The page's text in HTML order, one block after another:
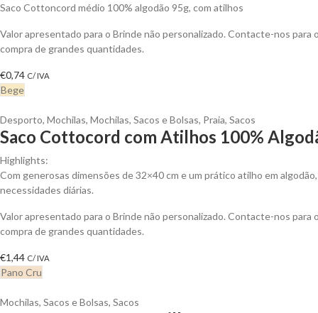
Saco Cottoncord médio 100% algodão 95g, com atilhos
Valor apresentado para o Brinde não personalizado. Contacte-nos para
compra de grandes quantidades.
€0,74 C/ IVA
Bege
Desporto, Mochilas, Mochilas, Sacos e Bolsas, Praia, Sacos
Saco Cottocord com Atilhos 100%
Highlights:
Com generosas dimensões de 32×40 cm e um prático atilho em
necessidades diárias.
Valor apresentado para o Brinde não personalizado. Contacte-nos para
compra de grandes quantidades.
€1,44 C/ IVA
Pano Cru
Mochilas, Sacos e Bolsas, Sacos